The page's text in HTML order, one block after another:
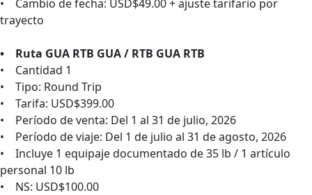
• Cambio de fecha: USD$49.00 + ajuste tarifario por
trayecto
• Ruta GUA RTB GUA / RTB GUA RTB
• Cantidad 1
• Tipo: Round Trip
• Tarifa: USD$399.00
• Período de venta: Del 1 al 31 de julio, 2026
• Período de viaje: Del 1 de julio al 31 de agosto, 2026
• Incluye 1 equipaje documentado de 35 lb / 1 artículo
personal 10 lb
• NS: USD$100.00